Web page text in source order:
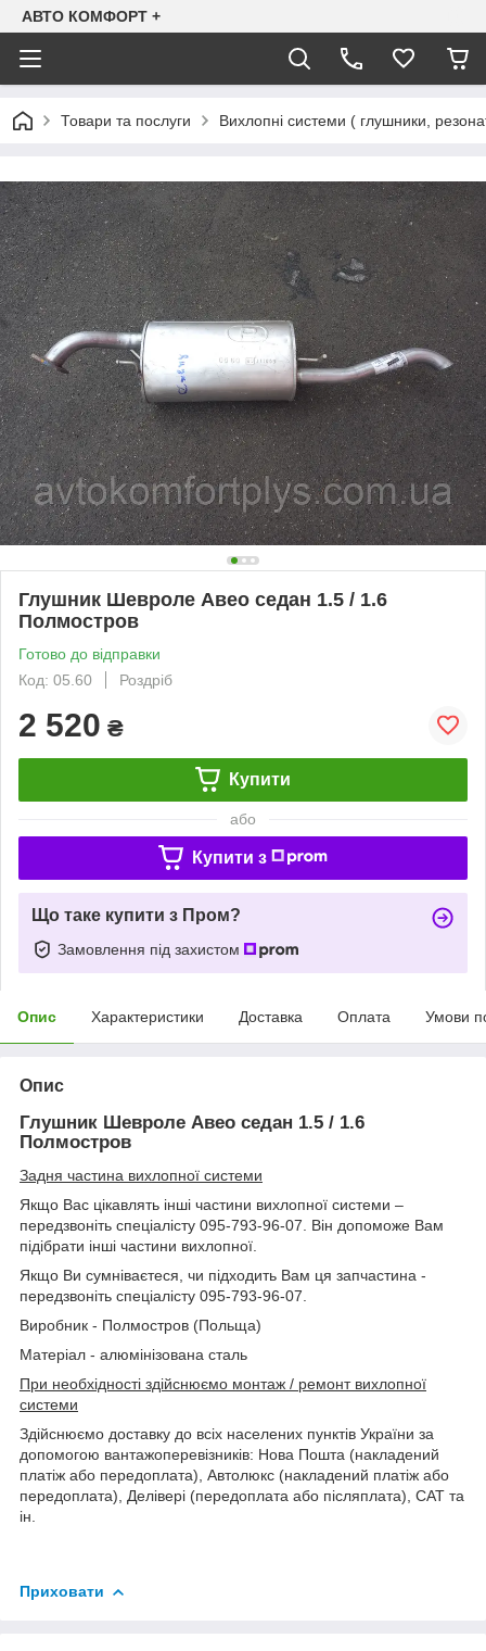
АВТО КОМФОРТ +
Товари та послуги Вихлопні системи ( глушники,
Глушник Шевроле Авео седан 1.5 / 1.6
Полмостров
Готово до відправки
Код: 05.60
Роздріб
2 520 ₴
Купити
або
Купити з
Що таке купити з Пром?
Замовлення під захистом
Опис Характеристики Доставка Оплата Умови
Опис
Глушник Шевроле Авео седан 1.5 / 1.6
Полмостров
Задня частина вихлопної системи
Якщо Вас цікавлять інші частини вихлопної системи –
передзвоніть спеціалісту 095-793-96-07. Він допоможе Вам
підібрати інші частини вихлопної.
Якщо Ви сумніваєтеся, чи підходить Вам ця запчастина -
передзвоніть спеціалісту 095-793-96-07.
Виробник - Полмостров (Польща)
Матеріал - алюмінізована сталь
При необхідності здійснюємо монтаж / ремонт вихлопної
системи
Здійснюємо доставку до всіх населених пунктів України за
допомогою вантажоперевізників: Нова Пошта (накладений
платіж або передоплата), Автолюкс (накладений платіж або
передоплата), Делівері (передоплата або післяплата), САТ та
ін.
Приховати